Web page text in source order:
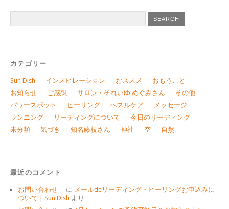
カテゴリー
Sun Dish インスピレーション おススメ
おもうこと
お知らせ
ご感想 サロン・それいゆ めぐみさん
その他
パワースポット
ヒーリング ヘスルケア
メッセージ
ランニング
リーディングについて
今日のリーディング
未分類
気づき 知名藤枝さん 神社 空 自然
最近のコメント
お問い合わせ に メールdeリーディング・ヒーリングお申込みに
ついて | Sun Dish より